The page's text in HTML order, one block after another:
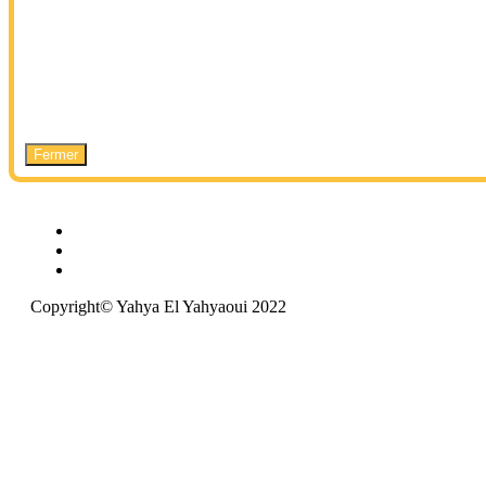
Fermer
Copyright© Yahya El Yahyaoui 2022